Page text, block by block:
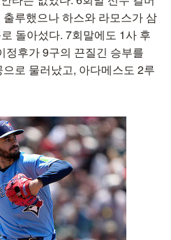
루했으나 하스와 라모스가 삼
돌아섰다. 7회말에도 1사 후
정후가 9구의 끈질긴 승부를
로 물러났고, 아다메스도 2루